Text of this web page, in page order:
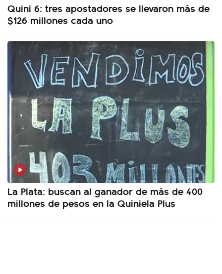
Quini 6: tres apostadores se llevaron más de
$126 millones cada uno
La Plata: buscan al ganador de más de 400
millones de pesos en la Quiniela Plus